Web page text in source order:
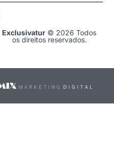
Exclusivatur © 2026 Todos
os direitos reservados.